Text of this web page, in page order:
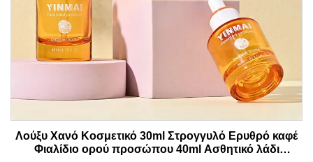
Λούξυ Χανό Κοσμετικό 30ml Στρογγυλό Ερυθρό καφέ
Φιαλίδιο ορού προσώπου 40ml Ασθητικό λάδι